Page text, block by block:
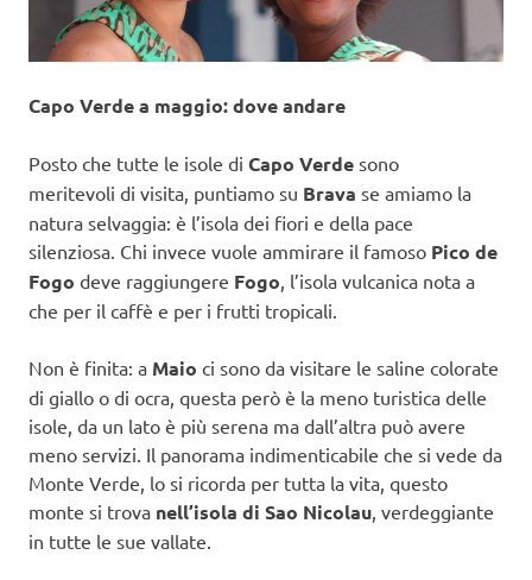
Capo Verde a maggio: dove andare
Posto che tutte le isole di Capo Verde sono
meritevoli di visita, puntiamo su Brava se amiamo la
natura selvaggia: è l’isola dei fiori e della pace
silenziosa. Chi invece vuole ammirare il famoso Pico de
Fogo deve raggiungere Fogo , l’isola vulcanica nota a
che per il caffè e per i frutti tropicali.
Non è finita: a Maio ci sono da visitare le saline colorate
di giallo o di ocra, questa però è la meno turistica delle
isole, da un lato è più serena ma dall’altra può avere
meno servizi. Il panorama indimenticabile che si vede da
Monte Verde, lo si ricorda per tutta la vita, questo
monte si trova nell’isola di Sao Nicolau , verdeggiante
in tutte le sue vallate.